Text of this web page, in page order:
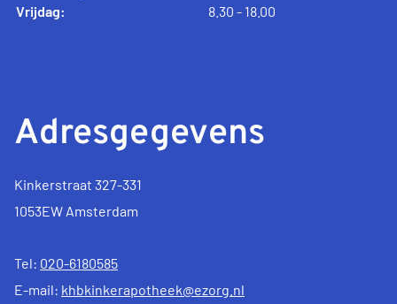
Vrijdag:
8.30 - 18.00
Adresgegevens
Kinkerstraat 327-331
1053EW Amsterdam
Tel: 020-6180585
E-mail: khbkinkerapotheek@ezorg.nl